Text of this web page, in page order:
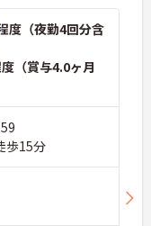
度（夜勤4回分含
（賞与4.0ヶ月
歩15分